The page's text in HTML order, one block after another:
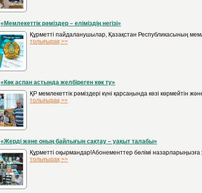
«Мемлекеттік рәміздер – еліміздің негізі»
Құрметті пайдаланушылар, Қазақстан Республикасының
толығырақ >>
«Көк аспан астында желбіреген көк ту»
ҚР мемлекеттік рәміздері күні қарсаңында көзі
толығырақ >>
«Жерді және оның байлығын сақтау – уақыт талабы»
Құрметті оқырмандар!Абонементтер бөлімі
толығырақ >>